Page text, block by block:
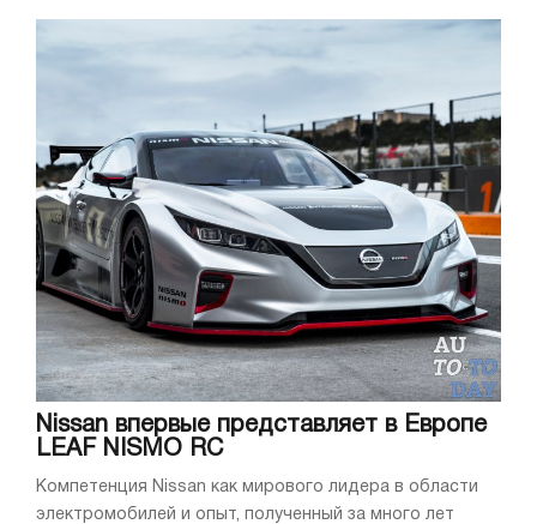
Nissan впервые представляет в Европе
LEAF NISMO RC
Компетенция Nissan как мирового лидера в области
электромобилей и опыт, полученный за много лет